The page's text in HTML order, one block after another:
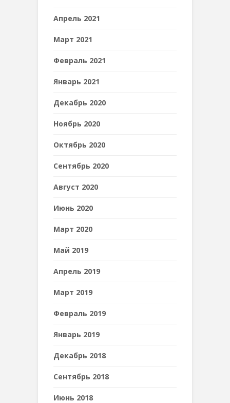
Апрель 2021
Март 2021
Февраль 2021
Январь 2021
Декабрь 2020
Ноябрь 2020
Октябрь 2020
Сентябрь 2020
Август 2020
Июнь 2020
Март 2020
Май 2019
Апрель 2019
Март 2019
Февраль 2019
Январь 2019
Декабрь 2018
Сентябрь 2018
Июнь 2018